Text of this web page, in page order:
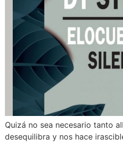
Quizá no sea necesario tanto
desequilibra y nos hace